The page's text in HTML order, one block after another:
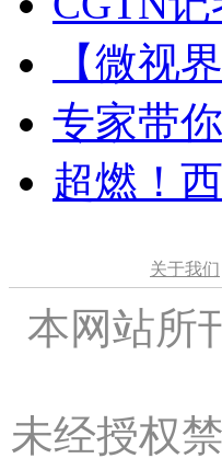
【微视
专家带
超燃！
关于我们
本网站所
未经授权